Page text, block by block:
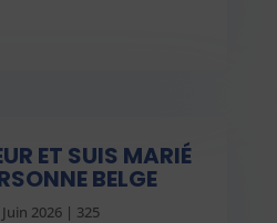
ET SUIS MARIÉ
BELGE
2026| 325